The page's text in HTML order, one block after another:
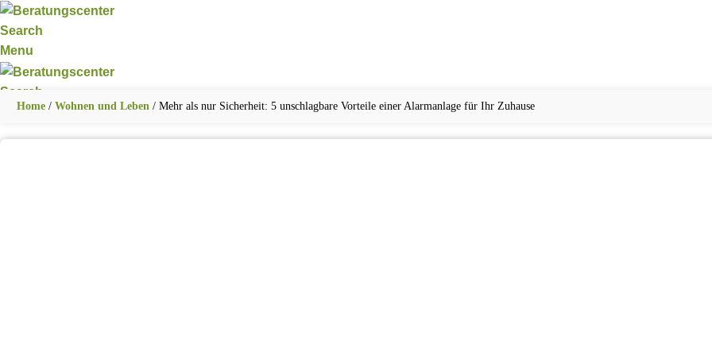
Search
Menu
Search
ERNÄHRUNG UND GESUNDHEITFAMILIE UND KINDERFITNESS UND SPORT KARRIERE UND BERUF
Home / Wohnen und Leben / Mehr als nur Sicherheit: 5 unschlagbare Vorteile einer Alarmanlage für Ihr Zuhause